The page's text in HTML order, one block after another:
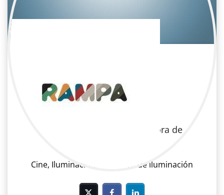
Beatriz Pages
Cine | Iluminación | Directora de
Cine, Iluminación, Directora de iluminación